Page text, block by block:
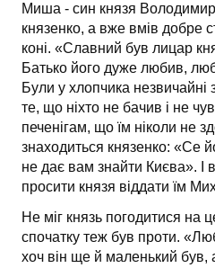
Миша - син князя
князенко, а вже вмів добре
коні. «Славний був лицар
Батько його дуже любив,
Були у хлопчика незвичайні
те, що ніхто не бачив і не
печенігам, що їм ніколи не
знаходиться князенко: «Се
не дає вам знайти Києва». І
просити князя віддати їм
Не міг князь погодитися на
спочатку теж був проти.
хоч він ще й маленький був,